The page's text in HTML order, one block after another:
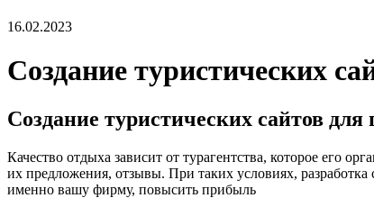
16.02.2023
Создание туристических
Создание туристических сайтов для
Качество отдыха зависит от турагентства, которое его
их предложения, отзывы. При таких условиях, разработка
именно вашу фирму, повысить прибыль